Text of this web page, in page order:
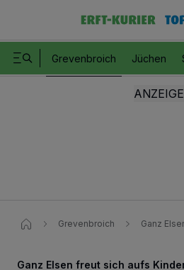
Grevenbroich Jüchen
Grevenbroich Ganz
Ganz Elsen freut sich aufs